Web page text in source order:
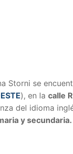
Storni se
), en la calle
del idioma
y secundaria.